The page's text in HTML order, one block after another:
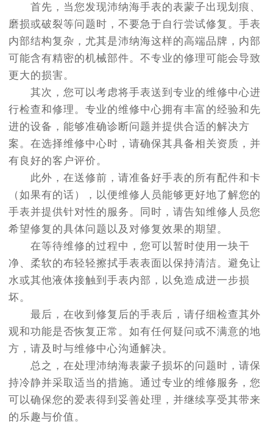
首先，当您发现沛纳海手表的表蒙子出现划痕、
磨损或破裂等问题时，不要急于自行尝试修复。手表
内部结构复杂，尤其是沛纳海这样的高端品牌，内部
可能含有精密的机械部件。不专业的修理可能会导致
更大的损害。
其次，您可以考虑将手表送到专业的维修中心进
行检查和修理。专业的维修中心拥有丰富的经验和先
进的设备，能够准确诊断问题并提供合适的解决方
案。在选择维修中心时，请确保其具备相关资质，并
有良好的客户评价。
此外，在送修前，请准备好手表的所有配件和卡
（如果有的话），以便维修人员能够更好地了解您的
手表并提供针对性的服务。同时，请告知维修人员您
希望修复的具体问题以及对修复效果的期望。
在等待维修的过程中，您可以暂时使用一块干
净、柔软的布轻轻擦拭手表表面以保持清洁。避免让
水或其他液体接触到手表内部，以免造成进一步损
坏。
最后，在收到修复后的手表后，请仔细检查其外
观和功能是否恢复正常。如有任何疑问或不满意的地
方，请及时与维修中心沟通解决。
总之，在处理沛纳海表蒙子损坏的问题时，请保
持冷静并采取适当的措施。通过专业的维修服务，您
可以确保您的爱表得到妥善处理，并继续享受其带来
的乐趣与价值。